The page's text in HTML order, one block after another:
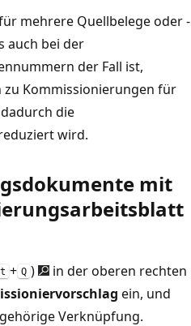
mehrere Quellbelege oder -
auch bei der
der Fall ist,
Kommissionierungen für
die
wird.
mit
+ Q )
in der oberen rechten
ein, und
Verknüpfung.